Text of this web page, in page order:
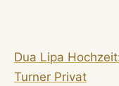
Dua Lipa
Turner Privat